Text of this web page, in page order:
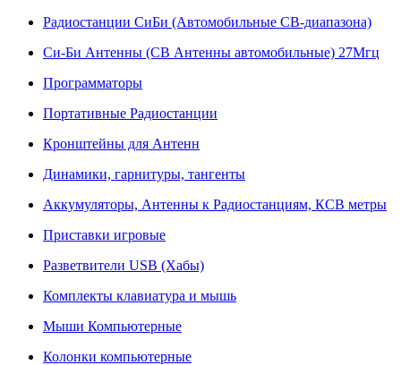
Радиостанции СиБи (Автомобильные СВ-диапазона)
Си-Би Антенны (СВ Антенны автомобильные) 27Мгц
Программаторы
Портативные Радиостанции
Кронштейны для Антенн
Динамики, гарнитуры, тангенты
Аккумуляторы, Антенны к Радиостанциям, КСВ метры
Приставки игровые
Разветвители USB (Хабы)
Комплекты клавиатура и мышь
Мыши Компьютерные
Колонки компьютерные